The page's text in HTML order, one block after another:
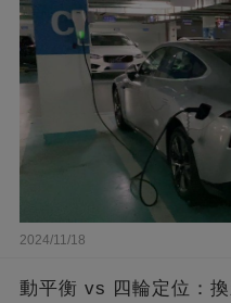
2024/11/18
動平衡 vs 四輪定位：